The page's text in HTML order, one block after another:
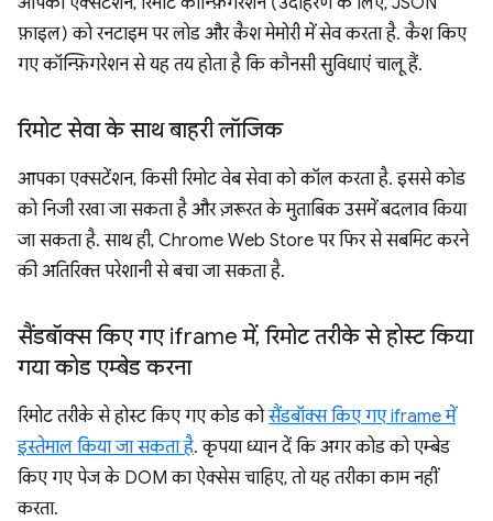
फ़ाइल) को रनटाइम पर लोड और कैश मेमोरी में सेव करता है. कैश किए
गए कॉन्फ़िगरेशन से यह तय होता है कि कौनसी सुविधाएं चालू हैं.
रिमोट सेवा के साथ बाहरी लॉजिक
आपका एक्सटेंशन, किसी रिमोट वेब सेवा को कॉल करता है. इससे कोड
को निजी रखा जा सकता है और ज़रूरत के मुताबिक उसमें बदलाव किया
जा सकता है. साथ ही, Chrome Web Store पर फिर से सबमिट करने
की अतिरिक्त परेशानी से बचा जा सकता है.
सैंडबॉक्स किए गए iframe में, रिमोट तरीके से होस्ट किया
गया कोड एम्बेड करना
रिमोट तरीके से होस्ट किए गए कोड कोसैंडबॉक्स किए गए iframe में
इस्तेमाल किया जा सकता है. कृपया ध्यान दें कि अगर कोड को एम्बेड
किए गए पेज के DOM का ऐक्सेस चाहिए, तो यह तरीका काम नहीं
करता.